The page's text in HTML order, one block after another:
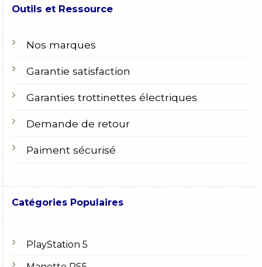
Outils et Ressource
Nos marques
Garantie satisfaction
Garanties trottinettes électriques
Demande de retour
Paiment sécurisé
Catégories Populaires
PlayStation 5